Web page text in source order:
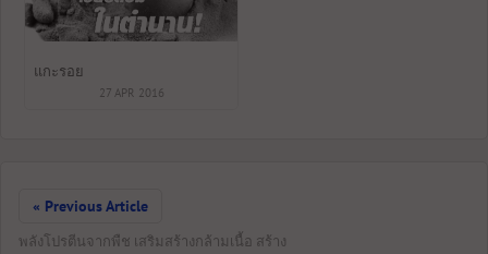
แกะรอย
27 APR 2016
« Previous Article
พลังโปรตีนจากพืช เสริมสร้างกล้ามเนื้อ สร้าง